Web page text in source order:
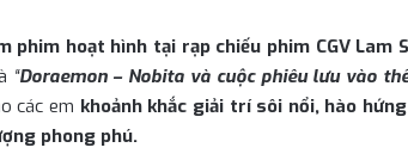
phim hoạt hình tại rạp chiếu phim CGV Lam
“Doraemon – Nobita và cuộc phiêu lưu vào
các em khoảnh khắc giải trí sôi nổi, hào
phong phú.